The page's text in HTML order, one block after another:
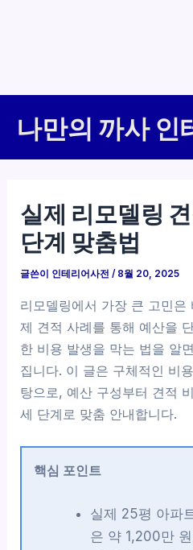
나만의 까사 인
실제 리모델링
단계 맞춤법
글쓴이 인테리어사전/ 8월 20, 2025
리모델링에서 가장 큰 고민은
제 견적 사례를 통해 예산을
한 비용 발생을 막는 법을 알
집니다. 이 글은 구체적인 비
탕으로, 예산 구성부터 견적
세 단계로 맞춤 안내합니다.
핵심 포인트
실제 25평 아파
은 약 1,200만